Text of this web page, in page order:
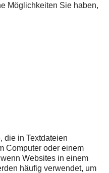
Möglichkeiten Sie haben,
die in Textdateien
Computer oder einem
Websites in einem
häufig verwendet, um